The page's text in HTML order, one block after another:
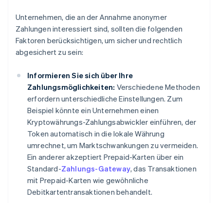
Unternehmen, die an der Annahme anonymer
Zahlungen interessiert sind, sollten die folgenden
Faktoren berücksichtigen, um sicher und rechtlich
abgesichert zu sein:
Informieren Sie sich über Ihre
Zahlungsmöglichkeiten: Verschiedene Methoden
erfordern unterschiedliche Einstellungen. Zum
Beispiel könnte ein Unternehmen einen
Kryptowährungs-Zahlungsabwickler einführen, der
Token automatisch in die lokale Währung
umrechnet, um Marktschwankungen zu vermeiden.
Ein anderer akzeptiert Prepaid-Karten über ein
Standard-Zahlungs-Gateway, das Transaktionen
mit Prepaid-Karten wie gewöhnliche
Debitkartentransaktionen behandelt.